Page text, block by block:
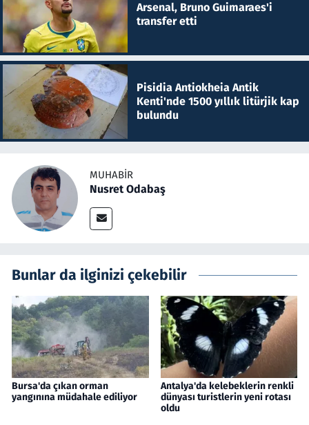
Arsenal, Bruno Guimaraes'i
transfer etti
Pisidia Antiokheia Antik
Kenti'nde 1500 yıllık litürjik kap
bulundu
MUHABIR
Nusret Odabaş
Bunlar da ilginizi çekebilir
Bursa'da çıkan orman
yangınına müdahale ediliyor
Antalya'da kelebeklerin renkli
dünyası turistlerin yeni rotası
oldu